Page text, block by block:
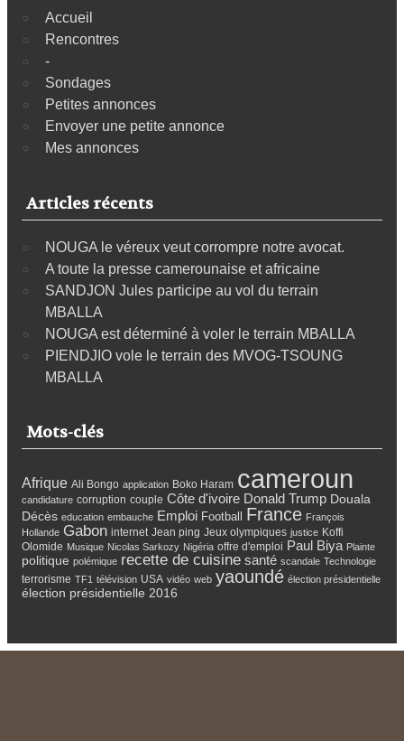
Accueil
Rencontres
-
Sondages
Petites annonces
Envoyer une petite annonce
Mes annonces
Articles récents
NOUGA le véreux veut corrompre notre avocat.
A toute la presse camerounaise et africaine
SANDJON Jules participe au vol du terrain
MBALLA
NOUGA est déterminé à voler le terrain MBALLA
PIENDJIO vole le terrain des MVOG-TSOUNG
MBALLA
Mots-clés
Afrique Ali Bongo application Boko Haram cameroun
candidature corruption couple Côte d'ivoire Donald Trump Douala
Décès education embauche Emploi Football France François
Hollande Gabon internet Jean ping Jeux olympiques justice Koffi
Olomide Musique Nicolas Sarkozy Nigéria offre d'emploi Paul Biya Plainte
politique polémique recette de cuisine santé scandale Technologie
terrorisme TF1 télévision USA vidéo web yaoundé élection présidentielle
élection présidentielle 2016